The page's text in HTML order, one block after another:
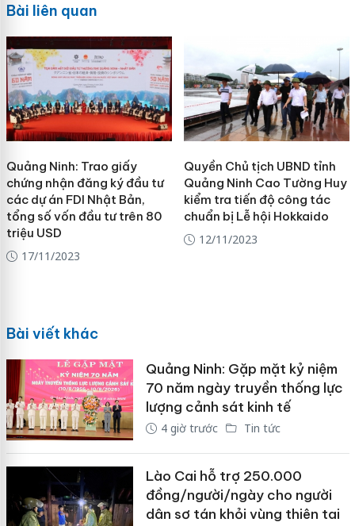
Bài liên quan
Quảng Ninh: Trao giấy
chứng nhận đăng ký đầu tư
các dự án FDI Nhật Bản,
tổng số vốn đầu tư trên 80
triệu USD
17/11/2023
Quyền Chủ tịch UBND tỉnh
Quảng Ninh Cao Tường Huy
kiểm tra tiến độ công tác
chuẩn bị Lễ hội Hokkaido
12/11/2023
Bài viết khác
Quảng Ninh: Gặp mặt kỷ niệm
70 năm ngày truyền thống lực
lượng cảnh sát kinh tế
4 giờ trước Tin tức
Lào Cai hỗ trợ 250.000
đồng/người/ngày cho người
dân sơ tán khỏi vùng thiên tai